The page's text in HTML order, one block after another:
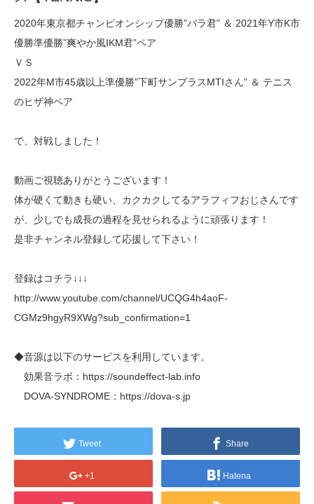
2020年東京都チャンピオンシップ優勝”バラ君” ＆ 2021年Y市K市
優勝準優勝”爽やか風IKM君”ペア
ＶＳ
2022年M市45歳以上準優勝”下町サンプラスMTIさん” ＆ テニス
のヒザ神ペア
で、対戦しました！
動画ご視聴ありがとうございます！
体が硬くて動きも硬い、カクカクしてるアラフィフおじさんです
が、少しでも成長の過程を見せられるように頑張ります！
是非チャンネル登録して応援して下さい！
登録はコチラ↓↓↓
http://www.youtube.com/channel/UCQG4h4aoF-
CGMz9hgyR9XWg?sub_confirmation=1
◆音源は以下のサービスを利用しています。
効果音ラボ：https://soundeffect-lab.info
DOVA-SYNDROME：https://dova-s.jp
Tweet Share
+1 Hatena